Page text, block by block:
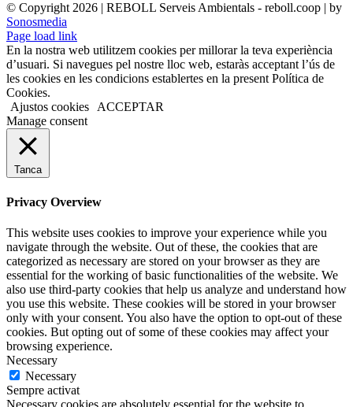
© Copyright2026 | REBOLL Serveis Ambientals - reboll.coop | by
Sonosmedia
Page load link
En la nostra web utilitzem cookies per millorar la teva experiència
d’usuari. Si navegues pel nostre lloc web, estaràs acceptant l’ús de
les cookies en les condicions establertes en la present Política de
Cookies.
Ajustos cookies ACCEPTAR
Manage consent
Tanca
Privacy Overview
This website uses cookies to improve your experience while you
navigate through the website. Out of these, the cookies that are
categorized as necessary are stored on your browser as they are
essential for the working of basic functionalities of the website. We
also use third-party cookies that help us analyze and understand how
you use this website. These cookies will be stored in your browser
only with your consent. You also have the option to opt-out of these
cookies. But opting out of some of these cookies may affect your
browsing experience.
Necessary
Necessary
Sempre activat
Necessary cookies are absolutely essential for the website to